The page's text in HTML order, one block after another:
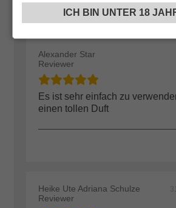
Alexander Star
Reviewer
Es ist sehr einfach zu
einen tollen Duft
Heike Ute Adriana Schulze
Reviewer
ICH BIN UNTER 18